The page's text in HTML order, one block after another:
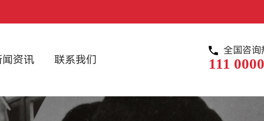
闻资讯 联系我们
全国咨询
111